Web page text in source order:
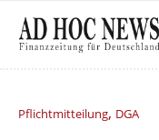
Pflichtmitteilung, DGA